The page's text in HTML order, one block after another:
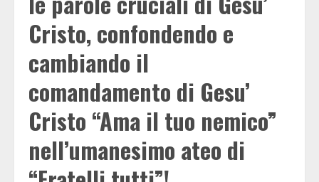
Cristo, confondendo e
cambiando il
comandamento di Gesu’
Cristo “Ama il tuo nemico”
nell’umanesimo ateo di